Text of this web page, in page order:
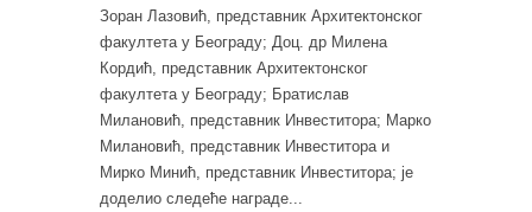
Зоран Лазовић, представник Архитектонског
факултета у Београду; Доц. др Милена
Кордић, представник Архитектонског
факултета у Београду; Братислав
Милановић, представник Инвеститора; Марко
Милановић, представник Инвеститора и
Мирко Минић, представник Инвеститора; је
доделио следеће награде...